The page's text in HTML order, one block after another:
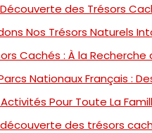
des Trésors
Nos Trésors Naturels
Cachés : À la Recherche
Nationaux Français :
Pour Toute La
des trésors